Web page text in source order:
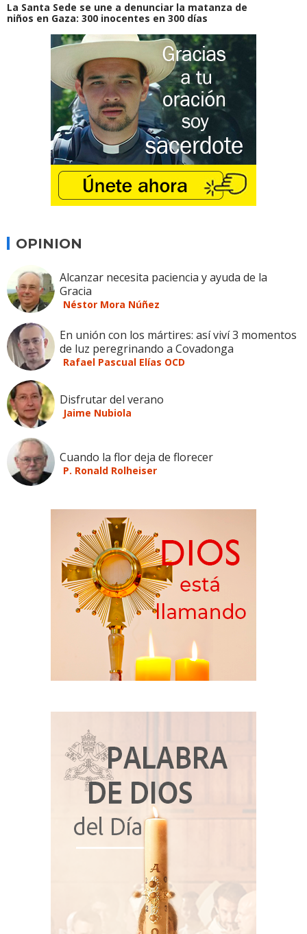
La Santa Sede se une a denunciar la matanza de
niños en Gaza: 300 inocentes en 300 días
OPINION
Alcanzar necesita paciencia y ayuda de la
Gracia
Néstor Mora Núñez
En unión con los mártires: así viví 3 momentos
de luz peregrinando a Covadonga
Rafael Pascual Elías OCD
Disfrutar del verano
Jaime Nubiola
Cuando la flor deja de florecer
P. Ronald Rolheiser